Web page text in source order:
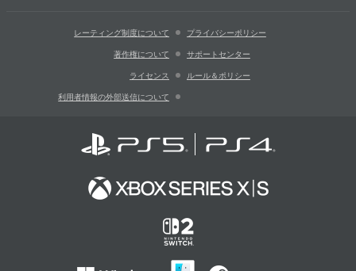
レーティング制度について プライバシーポリシー
著作権について サポートセンター
ライセンス ルール＆ポリシー
利用者情報の外部送信について